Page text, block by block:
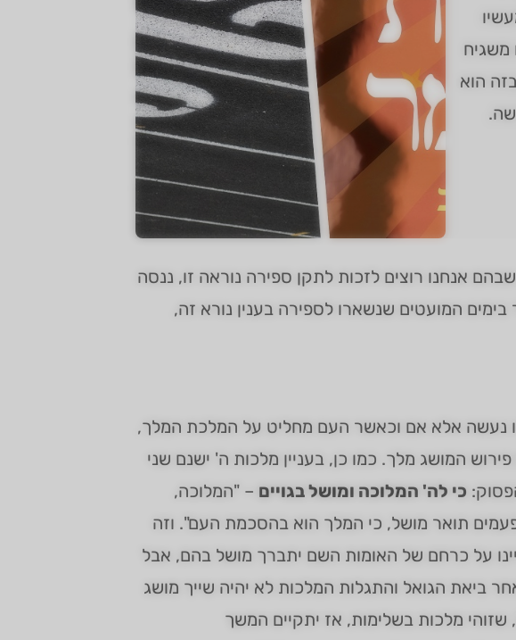
משגיח
הוא
אנחנו רוצים לזכות לתקן ספירה נוראה זו, ננסה
המועטים שנשארו לספירה בענין נורא זה,
נעשה אלא אם וכאשר העם מחליט על המלכת המלך,
המושג מלך. כמו כן, בעניין מלכות ה' ישנם שני
כי לה' המלוכה ומושל בגויים – "המלוכה,
תואר מושל, כי המלך הוא בהסכמת העם". וזה
על כרחם של האומות השם יתברך מושל בהם, אבל
ביאת הגואל והתגלות המלכות לא יהיה שייך מושג
שזוהי מלכות בשלימות, אז יתקיים המשך